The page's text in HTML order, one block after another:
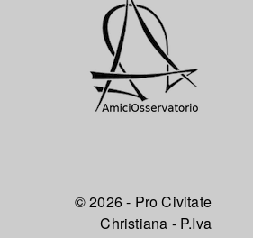
© 2026 - Pro Civitate
Christiana - P.Iva